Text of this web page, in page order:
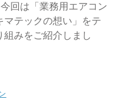
回は「業務用エアコン
テックの想い」をテ
みをご紹介しまし